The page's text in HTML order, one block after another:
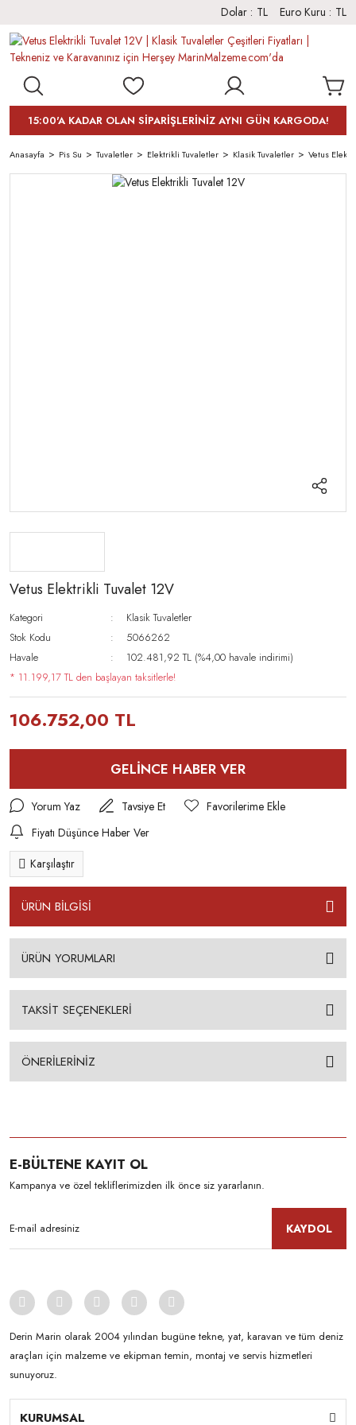
Dolar : TL Euro Kuru : TL
15:00'A KADAR OLAN SİPARİŞLERİNİZ AYNI GÜN KARGODA!
Anasayfa Pis Su Tuvaletler Elektrikli Tuvaletler Klasik Tuvaletler Vetus
Vetus Elektrikli Tuvalet 12V
Kategori
Klasik Tuvaletler
Stok Kodu
5066262
Havale
102.481,92 TL (%4,00 havale indirimi)
* 11.199,17 TL den başlayan taksitlerle!
106.752,00 TL
GELİNCE HABER VER
Yorum Yaz
Tavsiye Et
Fiyatı Düşünce Haber Ver
Karşılaştır
ÜRÜN BİLGİSİ
ÜRÜN YORUMLARI
TAKSİT SEÇENEKLERİ
ÖNERİLERİNİZ
E-BÜLTENE KAYIT OL
Kampanya ve özel tekliflerimizden ilk önce siz yararlanın.
KAYDOL
Derin Marin olarak 2004 yılından bugüne tekne, yat, karavan ve tüm deniz
araçları için malzeme ve ekipman temin, montaj ve servis hizmetleri
sunuyoruz.
KURUMSAL